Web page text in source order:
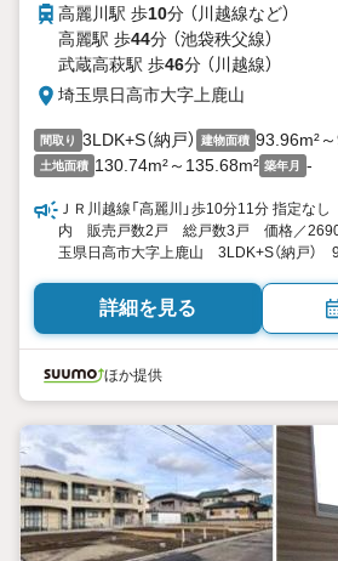
高麗川駅 歩10分 （川越線など）
高麗駅 歩44分 （池袋秩父線）
武蔵高萩駅 歩46分 （川越線）
埼玉県日高市大字上鹿山
間取り 3LDK+S（納戸） 建物面積 93.96m²
土地面積 130.74m²～135.68m² 築年月 -
ＪＲ川越線「高麗川」歩10分11分 指定
内 販売戸数2戸 総戸数3戸 価格／
玉県日高市大字上鹿山 3LDK+S（納戸）
詳細を見る
ほか提供